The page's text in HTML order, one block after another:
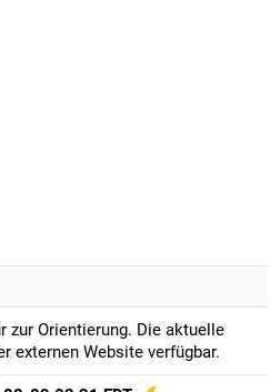
zur Orientierung. Die aktuelle
externen Website verfügbar.